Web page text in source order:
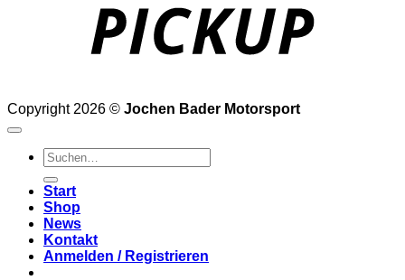
Copyright 2026 © Jochen Bader Motorsport
Suchen
nach:
Start
Shop
News
Kontakt
Anmelden / Registrieren